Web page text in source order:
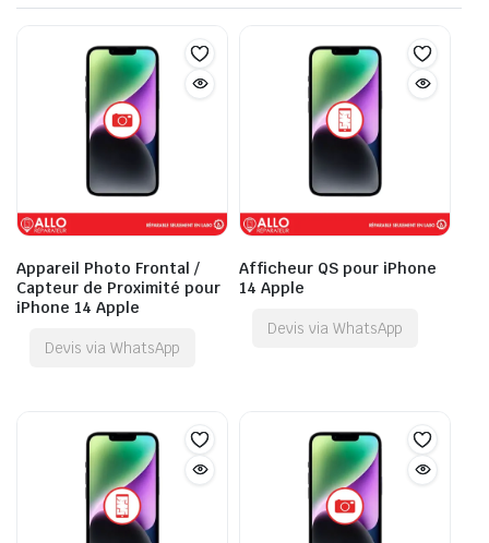
Appareil Photo Frontal /
Capteur de Proximité pour
iPhone 14 Apple
Devis via WhatsApp
Afficheur QS pour iPhone
14 Apple
Devis via WhatsApp